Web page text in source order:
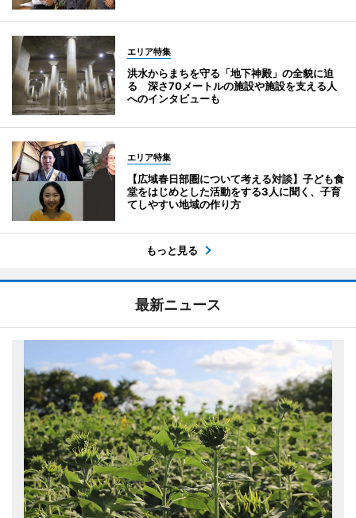
エリア特集
洪水からまちを守る「地下神殿」の全貌に迫
る 深さ70メートルの施設や施設を支える人
へのインタビューも
エリア特集
【広域春日部圏について考える対談】子ども食
堂をはじめとした活動をする3人に聞く、子育
てしやすい地域の作り方
もっと見る
最新ニュース